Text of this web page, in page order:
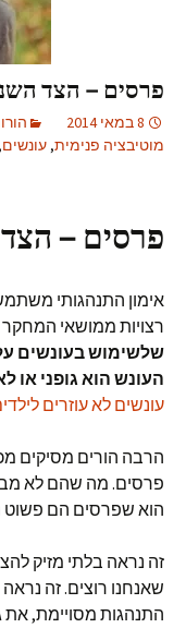
פרסים – הצד
8 במאי 2014
מוטיבציה פנימית, עונשים,
פרסים –
אימון התנהגותי
רצויות ממושאי
שלשימוש בעונשים
העונש הוא גופני או
עונשים לא עוזרים
הרבה הורים מסיקים
פרסים. מה שהם לא
הוא שפרסים הם פשוט
זה נראה בלתי מזיק
שאנחנו רוצים. זה
התנהגות מסויימת, את